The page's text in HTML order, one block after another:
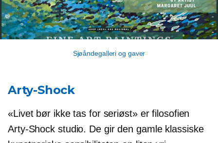
Sjøåndegalleri og gaver
Arty-Shock
«Livet bør ikke tas for seriøst» er filosofien
Arty-Shock studio. De gir den gamle klassiske